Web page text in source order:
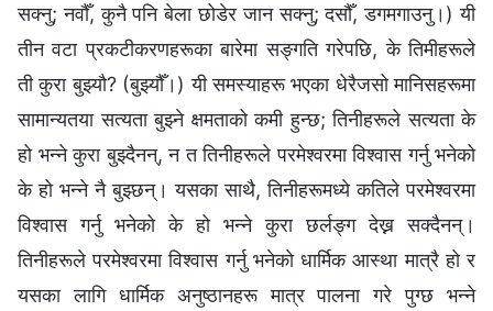
सक्नु; नवौँ, कुनै पनि बेला छोडेर जान सक्नु; दसौँ, डगमगाउनु।) यी
तीन वटा प्रकटीकरणहरूका बारेमा सङ्गति गरेपछि, के तिमीहरूले
ती कुरा बुझ्यौ? (बुझ्यौँ।) यी समस्याहरू भएका धेरैजसो मानिसहरूमा
सामान्यतया सत्यता बुझ्ने क्षमताको कमी हुन्छ; तिनीहरूले सत्यता के
हो भन्ने कुरा बुझ्दैनन्, न त तिनीहरूले परमेश्‍वरमा विश्‍वास गर्नु भनेको
के हो भन्ने नै बुझ्छन्। यसका साथै, तिनीहरूमध्ये कतिले परमेश्‍वरमा
विश्‍वास गर्नु भनेको के हो भन्ने कुरा छर्लङ्ग देख्न सक्दैनन्।
तिनीहरूले परमेश्‍वरमा विश्‍वास गर्नु भनेको धार्मिक आस्था मात्रै हो र
यसका लागि धार्मिक अनुष्ठानहरू मात्र पालना गरे पुग्छ भन्ने